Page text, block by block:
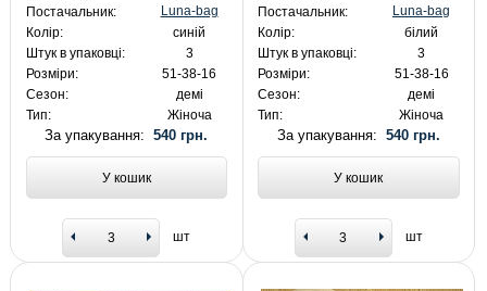
Постачальник:
Luna-bag
Колір:
синій
Штук в упаковці:
3
Розміри:
51-38-16
Сезон:
демі
Тип:
Жіноча
За упакування:540 грн.
У кошик
шт
Постачальник:
Luna-bag
Колір:
білий
Штук в упаковці:
3
Розміри:
51-38-16
Сезон:
демі
Тип:
Жіноча
За упакування: 540 грн.
У кошик
шт